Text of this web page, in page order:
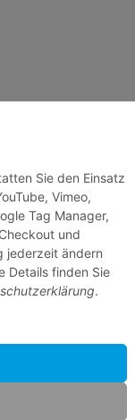
Sie den Einsatz
Vimeo,
Tag Manager,
und
jederzeit ändern
Details finden Sie
.